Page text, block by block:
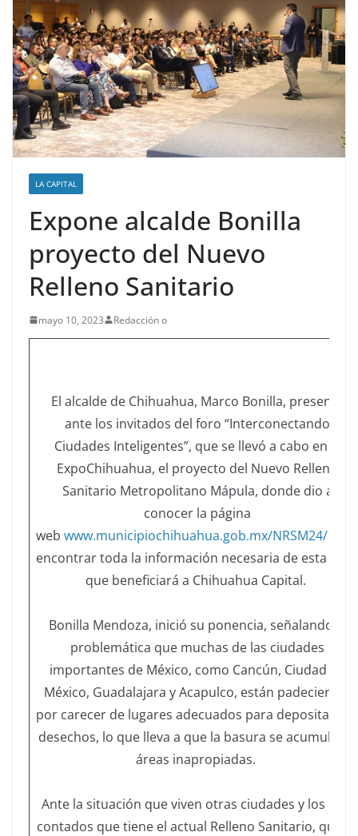
LA CAPITAL
Expone alcalde Bonilla
proyecto del Nuevo
Relleno Sanitario
mayo 10, 2023 Redacción o
El alcalde de Chihuahua, Marco Bonilla, presentó
ante los invitados del foro “Interconectando
Ciudades Inteligentes”, que se llevó a cabo en la
ExpoChihuahua, el proyecto del Nuevo Relleno
Sanitario Metropolitano Mápula, donde dio a
conocer la página
web www.municipiochihuahua.gob.mx/NRSM24/
encontrar toda la información necesaria de esta obra
que beneficiará a Chihuahua Capital.
Bonilla Mendoza, inició su ponencia, señalando la
problemática que muchas de las ciudades
importantes de México, como Cancún, Ciudad de
México, Guadalajara y Acapulco, están padeciendo,
por carecer de lugares adecuados para depositar sus
desechos, lo que lleva a que la basura se acumule en
áreas inapropiadas.
Ante la situación que viven otras ciudades y los días
contados que tiene el actual Relleno Sanitario, que se